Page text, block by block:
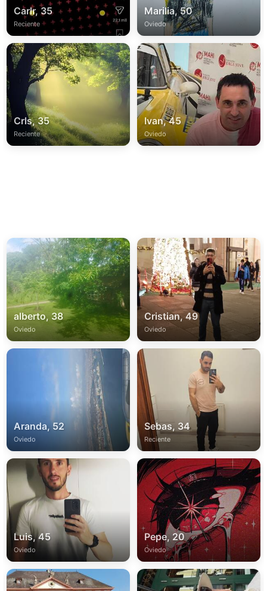
Carlr, 35
Reciente
Marilia, 50
Oviedo
Crls, 35
Reciente
Ivan, 45
Oviedo
alberto, 38
Oviedo
Cristian, 49
Oviedo
Aranda, 52
Oviedo
Sebas, 34
Reciente
Luis, 45
Oviedo
Pepe, 20
Oviedo